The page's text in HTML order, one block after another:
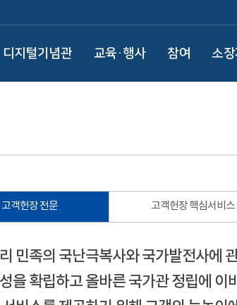
디지털기념관 교육·행사 참여 소
객헌장 전문 고객헌장 핵심서비스
민족의 국난극복사와 국가발전사에
을 확립하고 올바른 국가관 정립에